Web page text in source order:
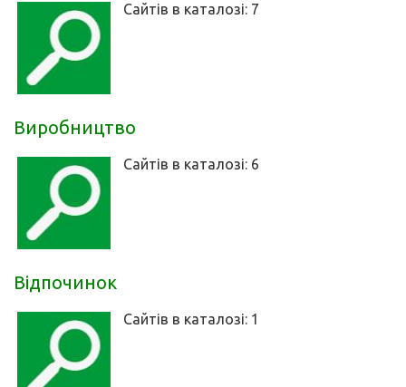
Сайтів в каталозі: 7
Виробництво
Сайтів в каталозі: 6
Відпочинок
Сайтів в каталозі: 1